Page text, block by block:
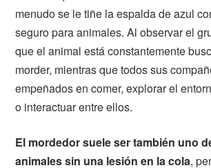
menudo se le tiñe la espalda de azul
seguro para animales. Al observar el
que el animal está constantemente
morder, mientras que todos sus
empeñados en comer, explorar el
o interactuar entre ellos.
El mordedor suele ser también uno
animales sin una lesión en la cola,